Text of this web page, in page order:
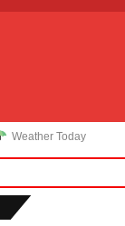
Weather Today